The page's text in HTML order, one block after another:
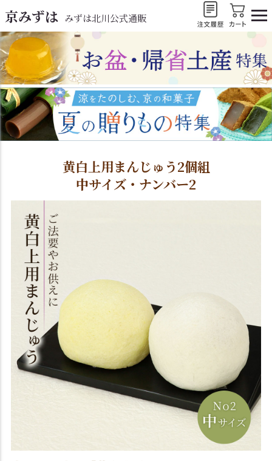
京みずは みずは北川公式通販
黄白上用まんじゅう2個組
中サイズ・ナンバー2